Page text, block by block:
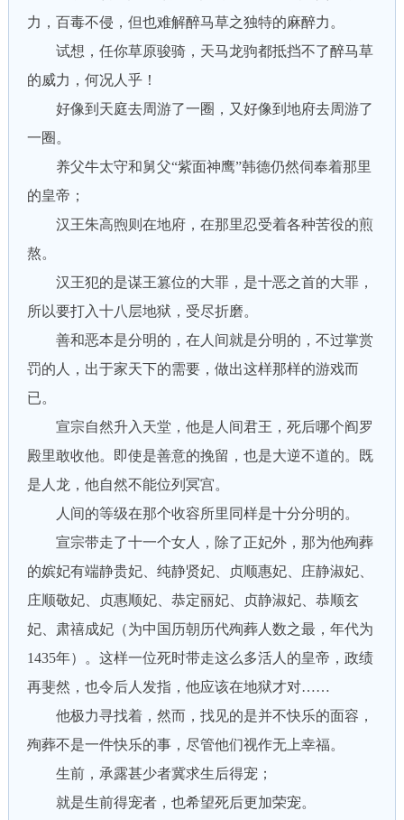
力，百毒不侵，但也难解醉马草之独特的麻醉力。
试想，任你草原骏骑，天马龙驹都抵挡不了醉马草
的威力，何况人乎！
好像到天庭去周游了一圈，又好像到地府去周游了
一圈。
养父牛太守和舅父“紫面神鹰”韩德仍然伺奉着那里
的皇帝；
汉王朱高煦则在地府，在那里忍受着各种苦役的煎
熬。
汉王犯的是谋王篡位的大罪，是十恶之首的大罪，
所以要打入十八层地狱，受尽折磨。
善和恶本是分明的，在人间就是分明的，不过掌赏
罚的人，出于家天下的需要，做出这样那样的游戏而
已。
宣宗自然升入天堂，他是人间君王，死后哪个阎罗
殿里敢收他。即使是善意的挽留，也是大逆不道的。既
是人龙，他自然不能位列冥宫。
人间的等级在那个收容所里同样是十分分明的。
宣宗带走了十一个女人，除了正妃外，那为他殉葬
的嫔妃有端静贵妃、纯静贤妃、贞顺惠妃、庄静淑妃、
庄顺敬妃、贞惠顺妃、恭定丽妃、贞静淑妃、恭顺玄
妃、肃禧成妃（为中国历朝历代殉葬人数之最，年代为
1435年）。这样一位死时带走这么多活人的皇帝，政绩
再斐然，也令后人发指，他应该在地狱才对……
他极力寻找着，然而，找见的是并不快乐的面容，
殉葬不是一件快乐的事，尽管他们视作无上幸福。
生前，承露甚少者冀求生后得宠；
就是生前得宠者，也希望死后更加荣宠。